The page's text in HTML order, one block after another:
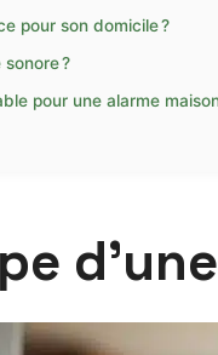
pour son domicile ?
?
pour une alarme